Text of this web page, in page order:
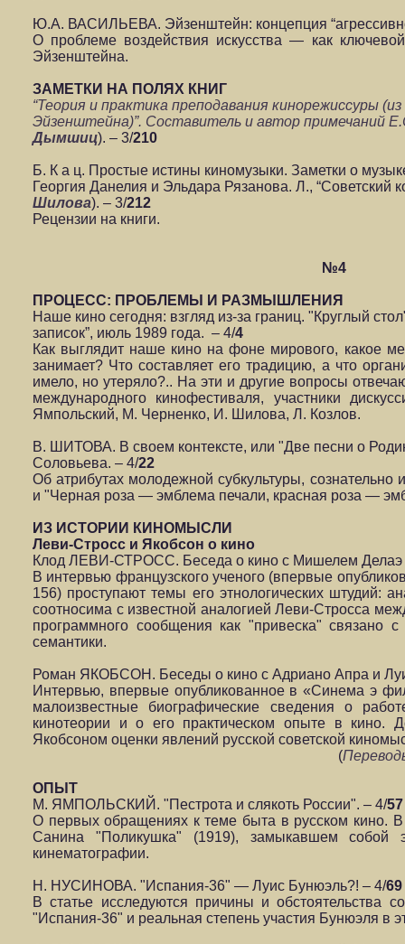
Ю.А. ВАСИЛЬЕВА. Эйзенштейн: концепция
О проблеме воздействия искусства — как
ЗАМЕТКИ НА ПОЛЯХ КНИГ
“Теория и практика преподавания кинорежиссуры
Эйзенштейна)”. Составитель и автор примечаний
Дымшиц). – 3/210
Б. К а ц. Простые истины киномузыки. Заметки о
Георгия Данелия и Эльдара Рязанова. Л., “Советский
Шилова). – 3/212
Рецензии на книги.
№4
ПРОЦЕСС: ПРОБЛЕМЫ И РАЗМЫШЛЕНИЯ
Наше кино сегодня: взгляд из-за границ. "Круглый
записок”, июль 1989 года. – 4/4
Как выглядит наше кино на фоне мирового, какое
занимает? Что составляет его традицию, а что
имело, но утеряло?.. На эти и другие вопросы
международного кинофестиваля, участники
Ямпольский, М. Черненко, И. Шилова, Л. Козлов.
В. ШИТОВА. В своем контексте, или "Две песни о
Соловьева. – 4/22
Об атрибутах молодежной субкультуры,
и "Черная роза — эмблема печали, красная роза —
ИЗ ИСТОРИИ КИНОМЫСЛИ
Леви-Стросс и Якобсон о кино
Клод ЛЕВИ-СТРОСС. Беседа о кино с Мишелем Делаэ
В интервью французского ученого (впервые
156) проступают темы его этнологических штудий:
соотносима с известной аналогией Леви-Стросса
программного сообщения как "привеска" связано
семантики.
Роман ЯКОБСОН. Беседы о кино с Адриано Апра и
Интервью, впервые опубликованное в «Синема э
малоизвестные биографические сведения о
кинотеории и о его практическом опыте в кино.
Якобсоном оценки явлений русской советской
(
ОПЫТ
М. ЯМПОЛЬСКИЙ. "Пестрота и слякоть России". – 4/57
О первых обращениях к теме быта в русском кино.
Санина "Поликушка" (1919), замыкавшем собой
кинематографии.
Н. НУСИНОВА. "Испания-36" — Луис Бунюэль?! – 4/69
В статье исследуются причины и обстоятельства
"Испания-36" и реальная степень участия Бунюэля в